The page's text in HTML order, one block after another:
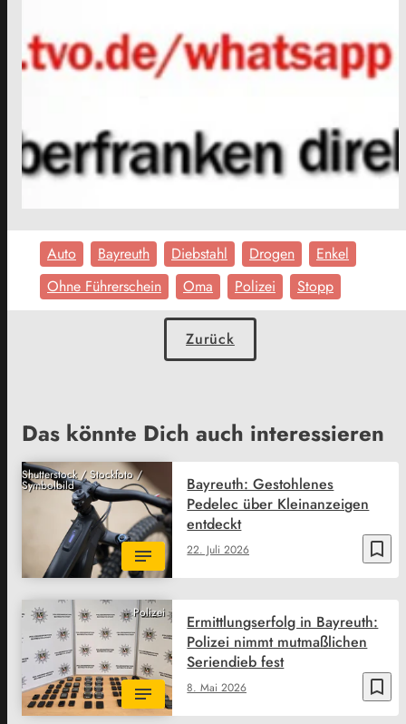
Auto Bayreuth Diebstahl Drogen
Enkel
Ohne Führerschein
Oma Polizei Stopp
Zurück
Das könnte Dich auch interessieren
Shutterstock / Stockfoto /
Symbolbild
bookmark_border
22. Juli 2026
Bayreuth: Gestohlenes
Pedelec über Kleinanzeigen
entdeckt
Polizei
bookmark_border
8. Mai 2026
Ermittlungserfolg in Bayreuth:
Polizei nimmt mutmaßlichen
Seriendieb fest